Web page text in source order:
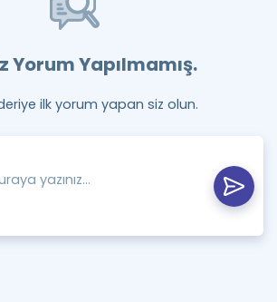
Yorum Yapılmamış.
ilk yorum yapan siz olun.